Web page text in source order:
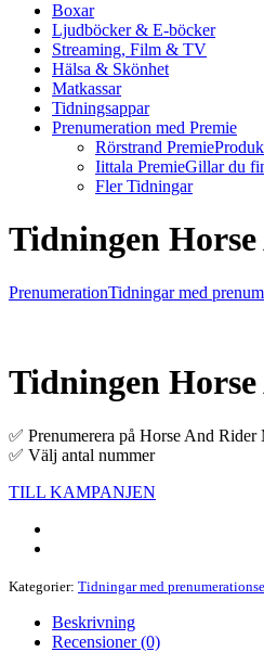
Boxar
Ljudböcker & E-böcker
Streaming, Film & TV
Hälsa & Skönhet
Matkassar
Tidningsappar
Prenumeration med Premie
Rörstrand Premie
Iittala PremieGillar du
Fler Tidningar
Tidningen
PrenumerationTidningar med
Tidningen
✅ Prenumerera på Horse And
✅ Välj antal nummer
TILL KAMPANJEN
Kategorier: Tidningar med
Beskrivning
Recensioner (0)